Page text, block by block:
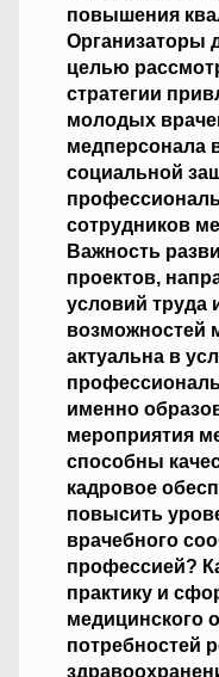
повышения
Организаторы
целью
стратегии
молодых
медперсонала
социальной
сотрудников
Важность
проектов,
условий труда
возможностей
актуальна в
именно
мероприятия
способны
кадровое
повысить
врачебного
профессией?
практику и
медицинского
потребностей